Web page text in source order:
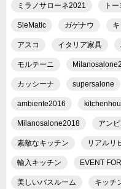
ミラノサローネ2021 ト
SieMatic ガゲナウ
アスコ イタリア家具
モルテーニ
カッシーナ supersalone
ambiente2016
Milanosalone2018 アン
素敵なキッチン リアルリ
輸入キッチン EVENT
美しいバスルーム キッチ